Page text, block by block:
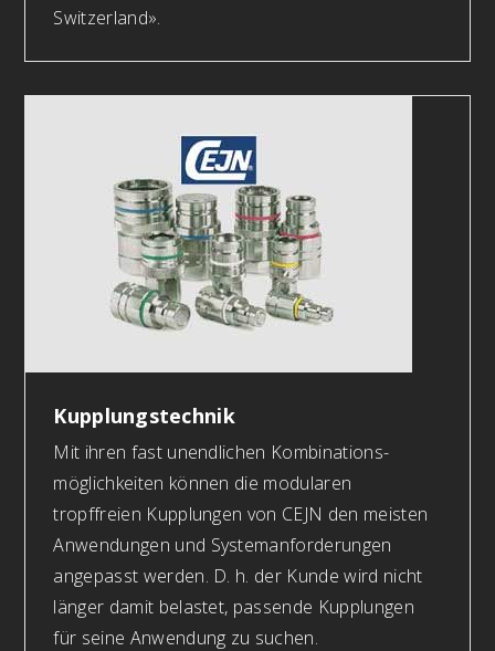
Switzerland».
Kupplungstechnik
Mit ihren fast unendlichen Kombinations-
möglichkeiten können die modularen
tropffreien Kupplungen von CEJN den meisten
Anwendungen und Systemanforderungen
angepasst werden. D. h. der Kunde wird nicht
länger damit belastet, passende Kupplungen
für seine Anwendung zu suchen.